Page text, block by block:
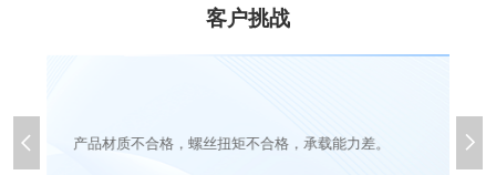
客户挑战
产品材质不合格，螺丝扭矩不合格，承载能力差。 
